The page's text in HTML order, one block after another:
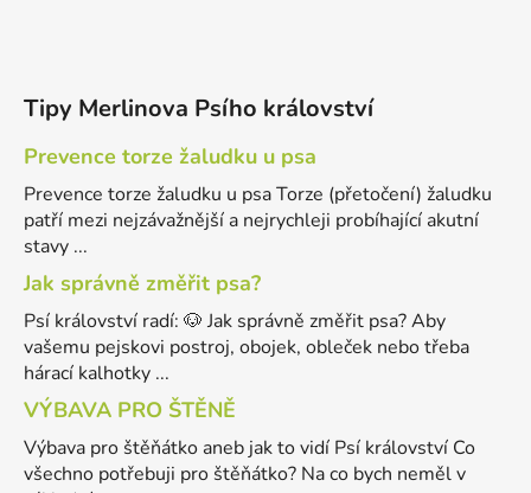
Tipy Merlinova Psího království
Prevence torze žaludku u psa
Prevence torze žaludku u psa Torze (přetočení) žaludku
patří mezi nejzávažnější a nejrychleji probíhající akutní
stavy ...
Jak správně změřit psa?
Psí království radí: 🐶 Jak správně změřit psa? Aby
vašemu pejskovi postroj, obojek, obleček nebo třeba
hárací kalhotky ...
VÝBAVA PRO ŠTĚNĚ
Výbava pro štěňátko aneb jak to vidí Psí království Co
všechno potřebuji pro štěňátko? Na co bych neměl v